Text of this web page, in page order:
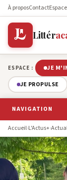
À proposContact
Littér
ESPACE : JE
JE PROPULSE
NAVIGATION
Accueil›L'Actus+›